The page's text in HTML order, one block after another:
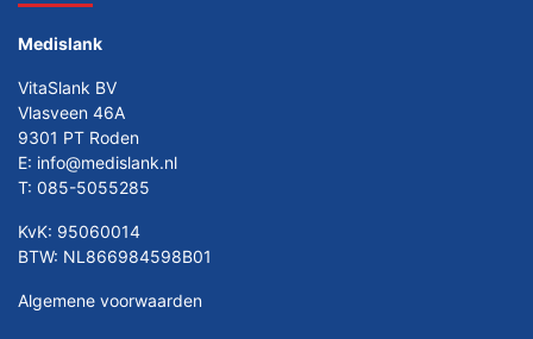
Medislank
VitaSlank BV
Vlasveen 46A
9301 PT Roden
E: info@medislank.nl
T: 085-5055285
KvK: 95060014
BTW: NL866984598B01
Algemene voorwaarden